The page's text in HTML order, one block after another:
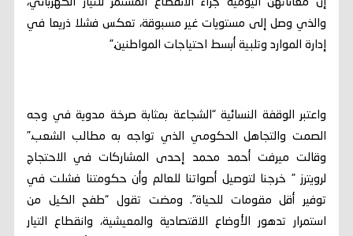
إن معاناتهن اليومية جراء الانقطاع المستمر للتيار الكهربائي،
والذي وصل إلى مستويات غير مسبوقة، تعكس فشلا ذريعا في
إدارة الموارد وتلبية أبسط احتياجات المواطنين.”
واعتبر الوقفة النسائية “الشجاعة بمثابة صرخة مدوية في وجه
الصمت والتجاهل الحكومي الذي تواجه به مطالب الشعب.”
وقالت ميرفت أحمد محمد إحدى المشاركات في الاحتجاج
لرويترز ” خرجنا لتوصيل أصواتنا للعالم وأن حكومتنا فشلت في
توفير أقل مقومات للحياة”. ومضت تقول “طفح الكيل من
استمرار تدهور الأوضاع الاقتصادية والمعيشية، وانقطاع التيار